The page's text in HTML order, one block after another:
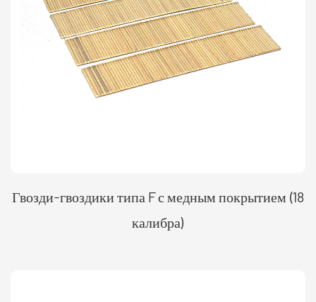
Гвозди-гвоздики типа F с медным покрытием (18
калибра)